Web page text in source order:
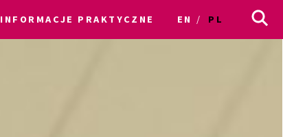
INFORMACJE PRAKTYCZNE EN PL